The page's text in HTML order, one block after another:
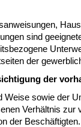
sind
der
der
Weise sowie der
Verhältnis zur
der Beschäftigten.